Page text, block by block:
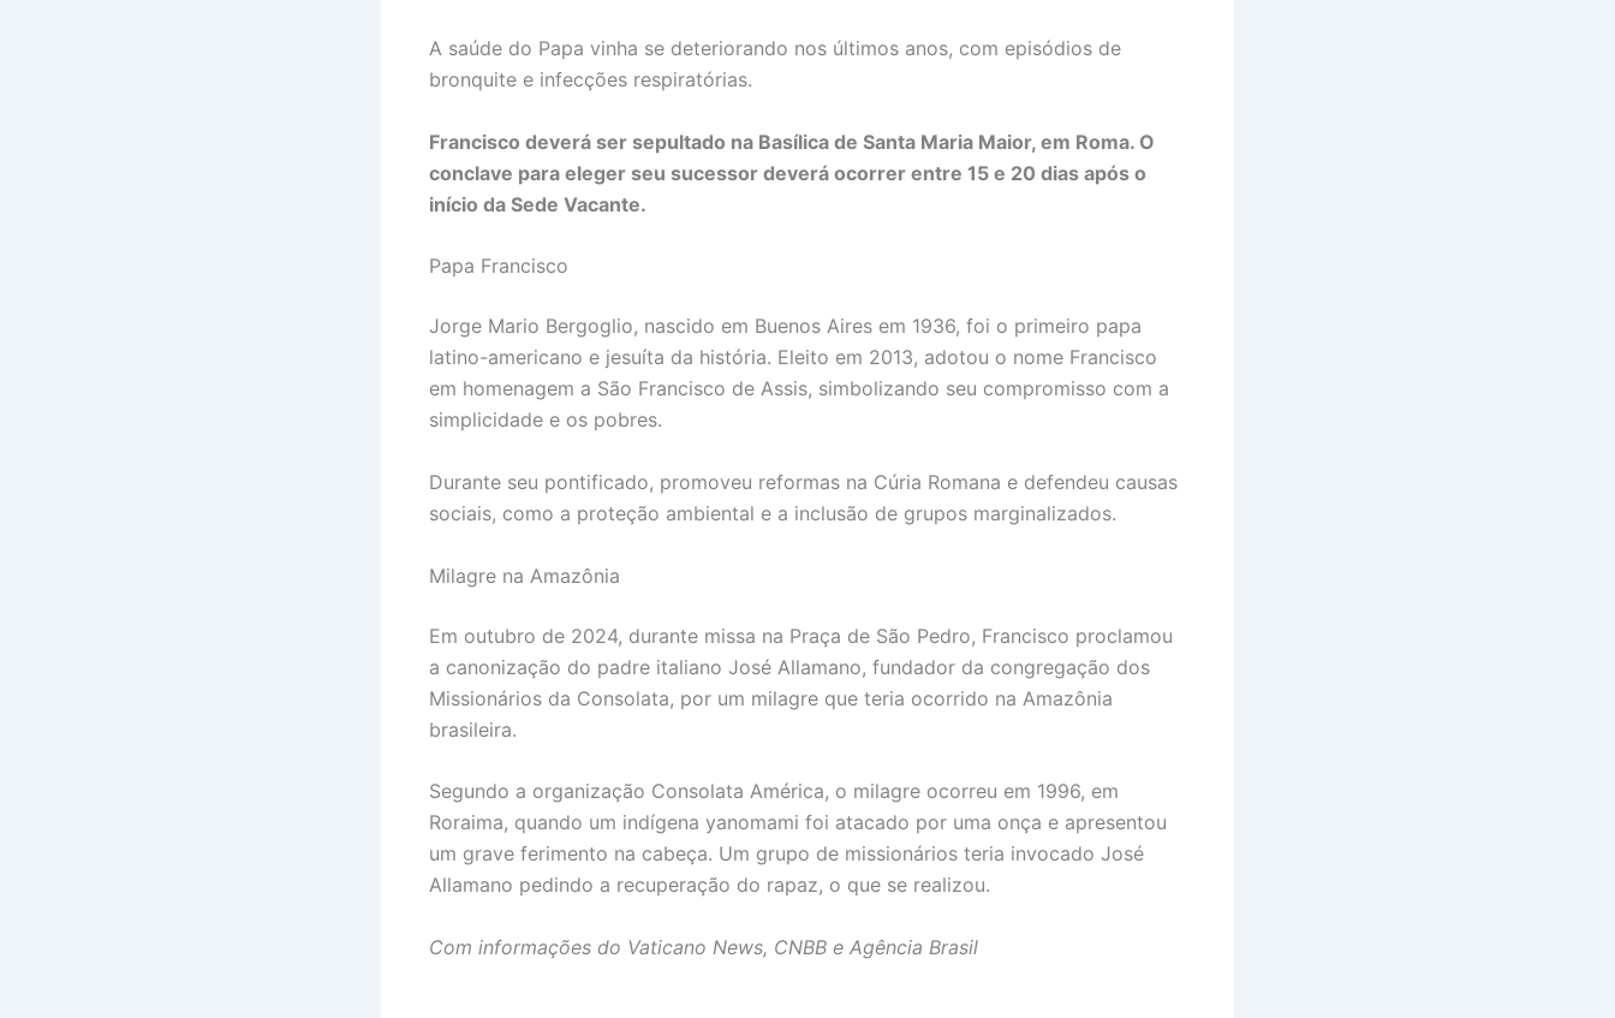
A saúde do Papa vinha se deteriorando nos últimos anos, com episódios de
bronquite e infecções respiratórias.
Francisco deverá ser sepultado na Basílica de Santa Maria Maior, em Roma. O
conclave para eleger seu sucessor deverá ocorrer entre 15 e 20 dias após o
início da Sede Vacante.
Papa Francisco
Jorge Mario Bergoglio, nascido em Buenos Aires em 1936, foi o primeiro papa
latino-americano e jesuíta da história. Eleito em 2013, adotou o nome Francisco
em homenagem a São Francisco de Assis, simbolizando seu compromisso com a
simplicidade e os pobres.
Durante seu pontificado, promoveu reformas na Cúria Romana e defendeu causas
sociais, como a proteção ambiental e a inclusão de grupos marginalizados.​
Milagre na Amazônia
Em outubro de 2024, durante missa na Praça de São Pedro, Francisco proclamou
a canonização do padre italiano José Allamano, fundador da congregação dos
Missionários da Consolata, por um milagre que teria ocorrido na Amazônia
brasileira.
Segundo a organização Consolata América, o milagre ocorreu em 1996, em
Roraima, quando um indígena yanomami foi atacado por uma onça e apresentou
um grave ferimento na cabeça. Um grupo de missionários teria invocado José
Allamano pedindo a recuperação do rapaz, o que se realizou.
Com informações do Vaticano News, CNBB e Agência Brasil